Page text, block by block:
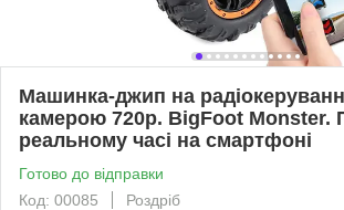
Машинка-джип на
камерою 720p. BigFoot Monster.
реальному часі на смартфоні
Готово до відправки
Код: 00085
Роздріб